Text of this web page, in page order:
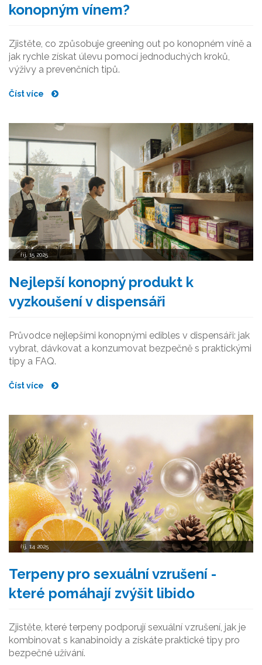
konopným vínem?
Zjistěte, co způsobuje greening out po konopném víně a
jak rychle získat úlevu pomocí jednoduchých kroků,
výživy a prevenčních tipů.
Číst více
říj, 15 2025
Nejlepší konopný produkt k
vyzkoušení v dispensáři
Průvodce nejlepšími konopnými edibles v dispensáři: jak
vybrat, dávkovat a konzumovat bezpečně s praktickými
tipy a FAQ.
Číst více
říj, 14 2025
Terpeny pro sexuální vzrušení -
které pomáhají zvýšit libido
Zjistěte, které terpeny podporují sexuální vzrušení, jak je
kombinovat s kanabinoidy a získáte praktické tipy pro
bezpečné užívání.